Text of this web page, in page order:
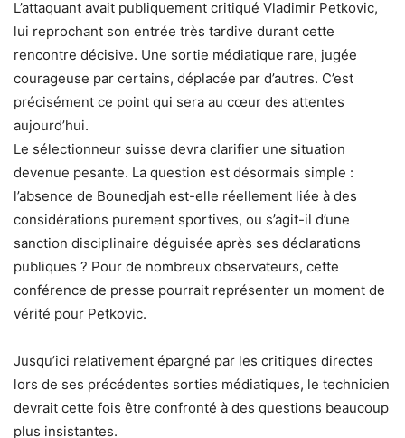
L’attaquant avait publiquement critiqué Vladimir Petkovic,
lui reprochant son entrée très tardive durant cette
rencontre décisive. Une sortie médiatique rare, jugée
courageuse par certains, déplacée par d’autres. C’est
précisément ce point qui sera au cœur des attentes
aujourd’hui.
Le sélectionneur suisse devra clarifier une situation
devenue pesante. La question est désormais simple :
l’absence de Bounedjah est-elle réellement liée à des
considérations purement sportives, ou s’agit-il d’une
sanction disciplinaire déguisée après ses déclarations
publiques ? Pour de nombreux observateurs, cette
conférence de presse pourrait représenter un moment de
vérité pour Petkovic.
Jusqu’ici relativement épargné par les critiques directes
lors de ses précédentes sorties médiatiques, le technicien
devrait cette fois être confronté à des questions beaucoup
plus insistantes.